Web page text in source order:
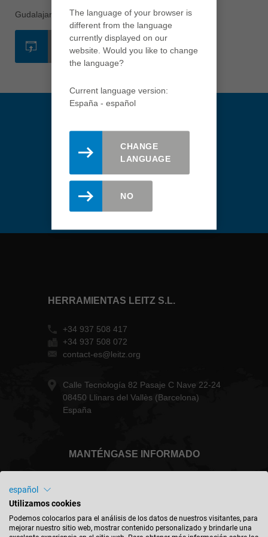
english
Việt Nam
tiếng việt
中国
ประเทศไทย
Україна
yкраїнська
Gudalajara
WEB
Regístrese aquí para recibir el
newsletter de Leitz.
HERRAMIENTAS LEITZ S.L.
+34 937 508 417
+34 937 508 072
contact-es@leitz.org
Calle Tecnología 82 Pasaje C Nave 22-24
08450 Llinars del Vallès (Barcelona)
España
MANTÉNGASE INFORMADO
España - español
The language of your browser is
different from the language
currently displayed on our
website. Would you like to change
the language?
Current language version:
España - español
CHANGE
LANGUAGE
NO
español
Utilizamos cookies
Podemos colocarlos para el análisis de los datos de nuestros visitantes, para
mejorar nuestro sitio web, mostrar contenido personalizado y brindarle una